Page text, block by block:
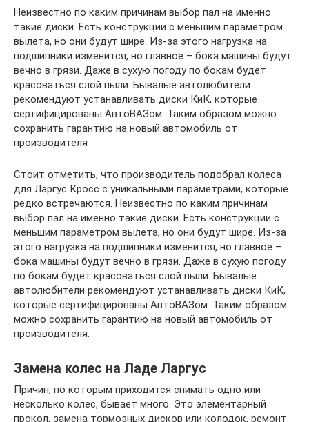
Неизвестно по каким причинам выбор пал на именно
такие диски. Есть конструкции с меньшим параметром
вылета, но они будут шире. Из-за этого нагрузка на
подшипники изменится, но главное – бока машины будут
вечно в грязи. Даже в сухую погоду по бокам будет
красоваться слой пыли. Бывалые автолюбители
рекомендуют устанавливать диски КиК, которые
сертифицированы АвтоВАЗом. Таким образом можно
сохранить гарантию на новый автомобиль от
производителя
Стоит отметить, что производитель подобрал колеса
для Ларгус Кросс с уникальными параметрами, которые
редко встречаются. Неизвестно по каким причинам
выбор пал на именно такие диски. Есть конструкции с
меньшим параметром вылета, но они будут шире. Из-за
этого нагрузка на подшипники изменится, но главное –
бока машины будут вечно в грязи. Даже в сухую погоду
по бокам будет красоваться слой пыли. Бывалые
автолюбители рекомендуют устанавливать диски КиК,
которые сертифицированы АвтоВАЗом. Таким образом
можно сохранить гарантию на новый автомобиль от
производителя.
Замена колес на Ладе Ларгус
Причин, по которым приходится снимать одно или
несколько колес, бывает много. Это элементарный
прокол, замена тормозных дисков или колодок, ремонт